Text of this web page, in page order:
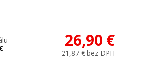
26,90 €
21,87 € bez DPH